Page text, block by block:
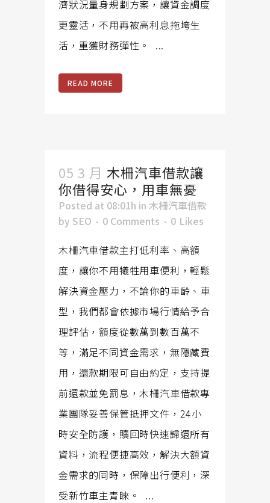
濟狀況量身規劃方案，讓資金調度
更靈活，不用再被高利息拖垮生
活，重獲財務彈性。 ...
READ MORE
05 3 月 木柵汽車借款讓
你借得安心，用車無憂
Posted at 08:01h in 木柵汽車借款
by SEO 0 Comments 0 Likes
木柵汽車借款主打低利率、高額
度，讓你不用犧牲用車便利，輕鬆
解決資金壓力，不論你的車齡、車
型，我們都會依據市場行情給予合
理評估，額度從數萬到數百萬不
等，滿足不同資金需求，無隱藏費
用，還款期限可自由約定，支持提
前還款並免罰息，木柵汽車借款專
業團隊妥善保管抵押文件，24小
時安全防護，贖回時快速歸還所有
資料，流程便捷高效，解決大額資
金需求的同時，保障出行便利，深
受新竹車主青睞。 ...